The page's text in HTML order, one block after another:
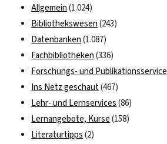
Allgemein (1.024)
Bibliothekswesen (243)
Datenbanken (1.087)
Fachbibliotheken (336)
Forschungs- und Publikationsservice
Ins Netz geschaut(467)
Lehr- und Lernservices (86)
Lernangebote, Kurse (158)
Literaturtipps (2)